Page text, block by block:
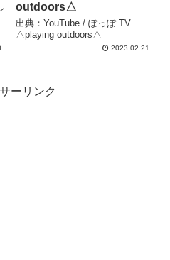
outdoors△
出典：YouTube / ぽっぽ TV
△playing outdoors△
2023.02.21
ーリンク